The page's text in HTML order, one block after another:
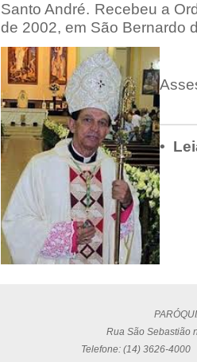
Santo André. Recebeu a
de 2002, em São Bernardo
•
Rua São Sebastião
Telefone: (14) 3626-